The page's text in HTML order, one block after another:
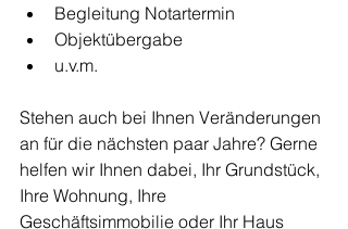
Begleitung Notartermin
Objektübergabe
u.v.m.
Stehen auch bei Ihnen Veränderungen
an für die nächsten paar Jahre? Gerne
helfen wir Ihnen dabei, Ihr Grundstück,
Ihre Wohnung, Ihre
Geschäftsimmobilie oder Ihr Haus